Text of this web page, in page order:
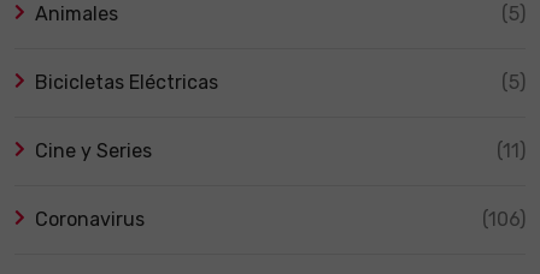
Animales (5)
Bicicletas Eléctricas (5)
Cine y Series (11)
Coronavirus (106)